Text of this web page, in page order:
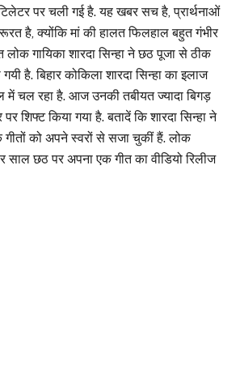
पर चली गई है. यह खबर सच है, प्रार्थनाओं
है, क्योंकि मां की हालत फिलहाल बहुत गंभीर
गायिका शारदा सिन्हा ने छठ पूजा से ठीक
है. बिहार कोकिला शारदा सिन्हा का इलाज
में चल रहा है. आज उनकी तबीयत ज्यादा बिगड़
शिफ्ट किया गया है. बतादें कि शारदा सिन्हा ने
को अपने स्वरों से सजा चुकीं हैं. लोक
साल छठ पर अपना एक गीत का वीडियो रिलीज